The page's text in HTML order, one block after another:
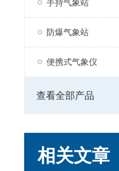
手持气象站
防爆气象站
便携式气象仪
查看全部产品
相关文章